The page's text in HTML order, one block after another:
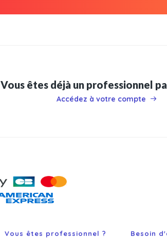
Vous êtes déjà un professionnel
Accédez à votre compte
Vous êtes professionnel ?
Besoin